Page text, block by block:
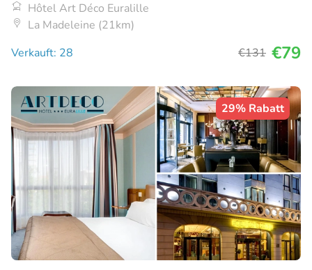
Hôtel Art Déco Euralille
La Madeleine (21km)
Verkauft: 28
€131 €79
29% Rabatt